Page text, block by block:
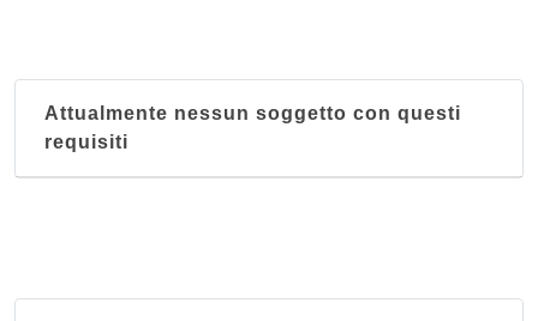
Attualmente nessun soggetto con questi
requisiti